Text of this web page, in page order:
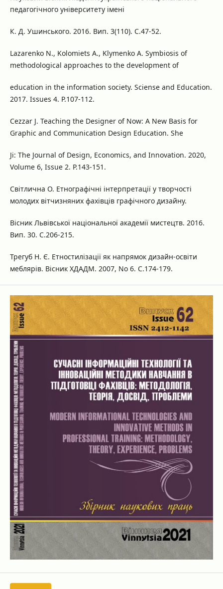
педагогічного університету імені
К. Д. Ушинського. 2016. Вип. 3(110). С.47-52.
Lazarenko N., Kolomiets A., Klymenko A. Symbiosis of
methodological approaches to the development of
education in the information society. Sciense and Education.
2017. Issues 4. P.107-112.
Cezzar J. Teaching the Designer of Now: A New Basis for
Graphic and Communication Design Education. She
Ji: The Journal of Design, Economics, and Innovation. 2020,
Volume 6, Issue 2. P.143-151.
Світлична О. Етнографічні інтерпретації у творчості
молодих вітчизняних фахівців графічного дизайну.
Вісник Львівської національної академії мистецтв. 2016.
Вип. 30. С.206-215.
Трегуб Н. Є. Етностилізації як напрямок дизайн-освіти
меблярів. Вісник ХДАДМ. 2007, No 6. С.174-179.